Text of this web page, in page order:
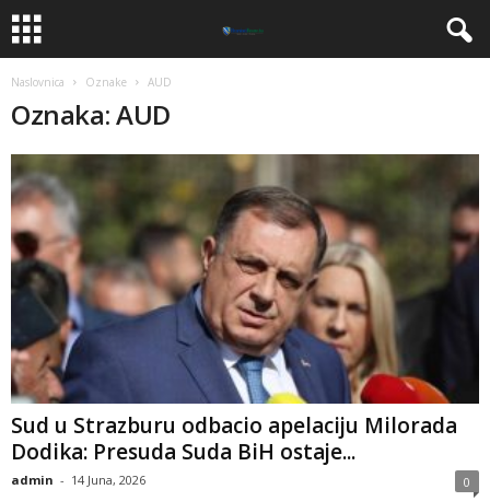
Naslovnica Oznake AUD
Oznaka: AUD
Sud u Strazburu odbacio apelaciju Milorada
Dodika: Presuda Suda BiH ostaje...
admin - 14 Juna, 2026 0